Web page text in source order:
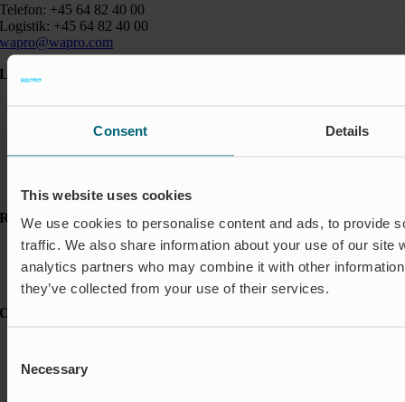
Consent Details
This website uses cookies
We use cookies to personalise content and ads, to provide
traffic. We also share information about your use of our site
analytics partners who may combine it with other
they’ve collected from your use of their services.
Selection
Necessary
Telefon: +45 64 82 40 00
Logistik: +45 64 82 40 00
wapro@wapro.com
Løsninger
Nedlukning & Styring
Oversvømmelsesbeskyttelse
Ressourcer
Referencer
Nyheder & Presse
FAQ
Om Wapro
Certificeringer